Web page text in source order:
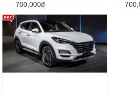
700,000đ